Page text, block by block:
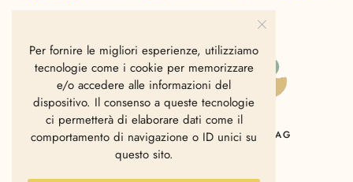
HOME CHI SIAMO CONTATTI MAG
Per fornire le migliori esperienze, utilizziamo
tecnologie come i cookie per memorizzare
e/o accedere alle informazioni del
dispositivo. Il consenso a queste tecnologie
ci permetterà di elaborare dati come il
comportamento di navigazione o ID unici su
questo sito.